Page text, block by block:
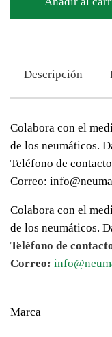
Descripción
Colabora con el
de los neumáticos.
Teléfono de
Correo:
Colabora con el
de los neumáticos.
Teléfono de
Correo:
Marca